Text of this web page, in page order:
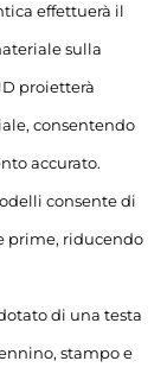
effettuerà il
sulla
proietterà
consentendo
accurato.
consente di
prime, riducendo
di una testa
stampo e